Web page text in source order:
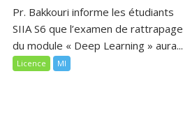
Pr. Bakkouri informe les étudiants
SIIA S6 que l’examen de rattrapage
du module « Deep Learning » aura...
Licence MI